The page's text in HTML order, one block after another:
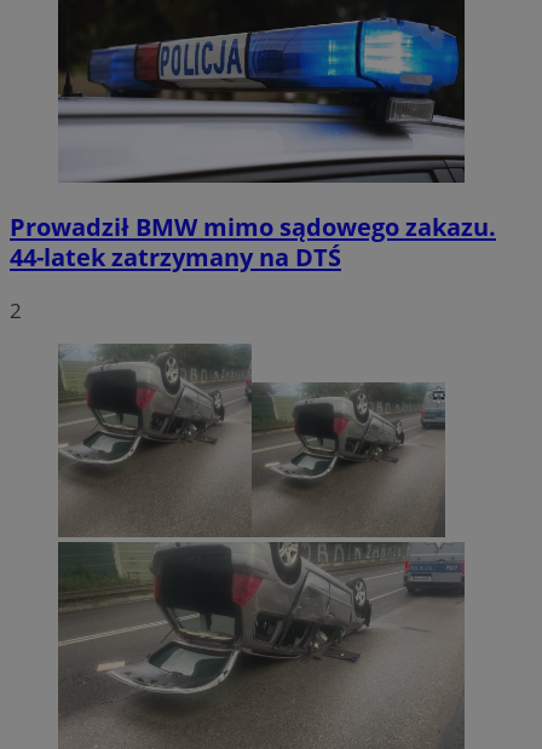
Prowadził BMW mimo sądowego zakazu.
44-latek zatrzymany na DTŚ
2